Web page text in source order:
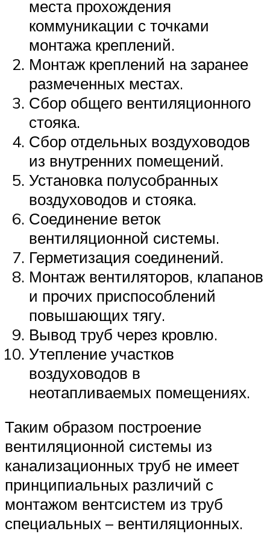
места прохождения
коммуникации с точками
монтажа креплений.
Монтаж креплений на заранее
размеченных местах.
Сбор общего вентиляционного
стояка.
Сбор отдельных воздуховодов
из внутренних помещений.
Установка полусобранных
воздуховодов и стояка.
Соединение веток
вентиляционной системы.
Герметизация соединений.
Монтаж вентиляторов, клапанов
и прочих приспособлений
повышающих тягу.
Вывод труб через кровлю.
Утепление участков
воздуховодов в
неотапливаемых помещениях.
Таким образом построение
вентиляционной системы из
канализационных труб не имеет
принципиальных различий с
монтажом вентсистем из труб
специальных – вентиляционных.